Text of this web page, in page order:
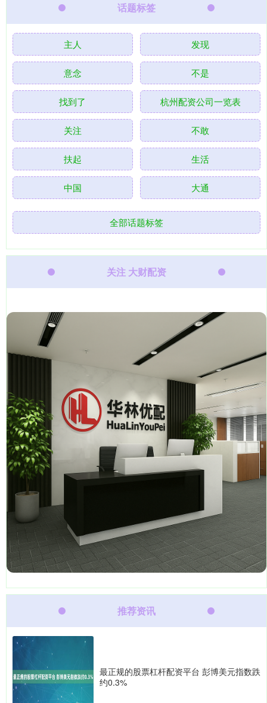
话题标签
主人 发现
意念 不是
找到了 杭州配资公司一览表
关注 不敢
扶起 生活
中国 大通
全部话题标签
关注 大财配资
推荐资讯
最正规的股票杠杆配资平台 彭博美元指数跌
约0.3%